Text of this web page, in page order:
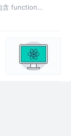
含 function
能包含